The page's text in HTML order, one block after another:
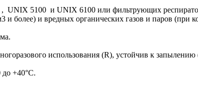
, UNIX 5100 и UNIX 6100 или фильтрующих
и более) и вредных органических газов и паров
использования (R), устойчив к запылению
+40°С.